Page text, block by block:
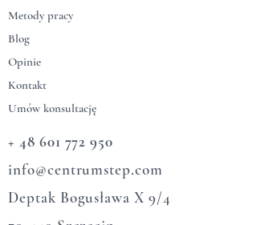
Metody pracy
Blog
Opinie
Kontakt
Umów konsultację
+ 48 601 772 950
info@centrumstep.com​
Deptak Bogusława X 9/4